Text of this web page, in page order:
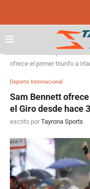
ofrece el primer triunfo a
Deporte Internacional
Sam Bennett
el Giro desde hace
escrito por Tayrona Sports